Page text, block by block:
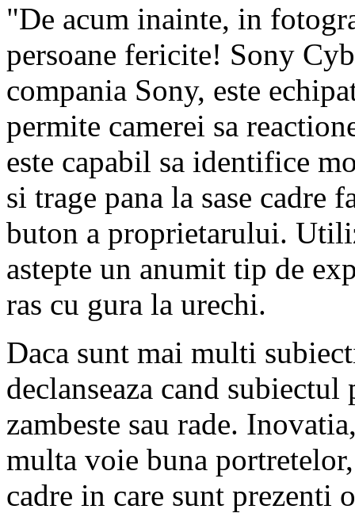
"De acum inainte, in
persoane fericite! Sony
compania Sony, este
permite camerei sa
este capabil sa identifice
si trage pana la sase cadre
buton a proprietarului.
astepte un anumit tip de
ras cu gura la urechi.
Daca sunt mai multi
declanseaza cand
zambeste sau rade.
multa voie buna
cadre in care sunt prezenti